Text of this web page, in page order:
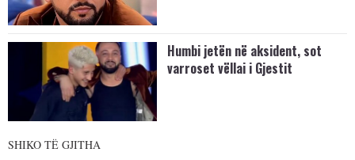
Humbi jetën në aksident, sot
varroset vëllai i Gjestit
SHIKO TË GJITHA